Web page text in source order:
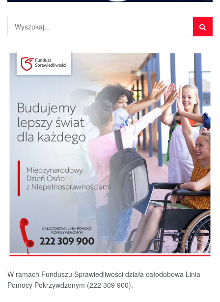
W ramach Funduszu Sprawiedliwości działa całodobowa Linia
Pomocy Pokrzywdzonym (222 309 900).